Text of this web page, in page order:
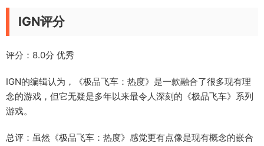
IGN评分
评分：8.0分 优秀
IGN的编辑认为，《极品飞车：热度》是一款融合了很多现有理
念的游戏，但它无疑是多年以来最令人深刻的《极品飞车》系列
游戏。
总评：虽然《极品飞车：热度》感觉更有点像是现有概念的嵌合